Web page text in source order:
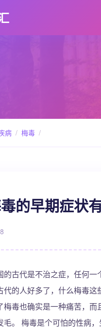
病 / 梅毒 /
的早期症状
的古代是不治之症，任何
代的人好多了，什么梅毒
梅毒也确实是一种痛苦，
毛。 梅毒是个可怕的性病